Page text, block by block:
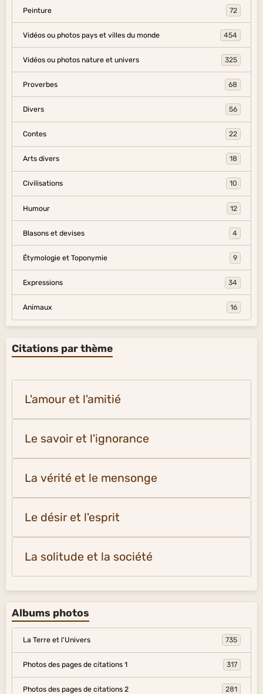
Peinture 72
Vidéos ou photos pays et villes du monde 454
Vidéos ou photos nature et univers 325
Proverbes 68
Divers 56
Contes 22
Arts divers 18
Civilisations 10
Humour 12
Blasons et devises 4
Étymologie et Toponymie 9
Expressions 34
Animaux 16
Citations par thème
L'amour et l'amitié
Le savoir et l'ignorance
La vérité et le mensonge
Le désir et l'esprit
La solitude et la société
Albums photos
La Terre et l'Univers 735
Photos des pages de citations 1 317
Photos des pages de citations 2 281